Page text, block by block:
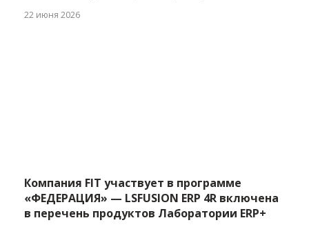
22 июня 2026
Компания FIT участвует в программе
«ФЕДЕРАЦИЯ» — LSFUSION ERP 4R включена
в перечень продуктов Лаборатории ERP+